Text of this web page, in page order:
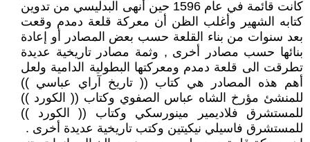
كانت قائمة في عام 1596 حين أنهى البدليسي من تدوين
كتابه الشهير وأغلب الظن أن معركة قلعة دمدم وقعت
بعد سنوات من بناء القلعة حسب بعض المصادر أو إعادة
بنائها حسب مصادر أخرى , وثمة مصادر تاريخية عديدة
تطرقت الى قلعة دمدم ومعركتها البطولية الدامية ولعل
أهم هذه المصادر هي كتاب (( تاريخ آراي عباسي ))
للمنشئ مؤرخ الشاه عباس الصفوي وكتاب (( الكورد ))
للمستشرق فلاديمير مينورسكي وكتاب (( الكورد ))
للمستشرق فاسيلي نيكيتين وكتب تاريخية عديدة أخرى .